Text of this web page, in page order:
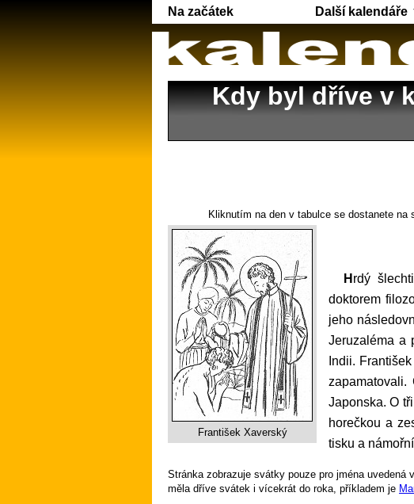
Na začátek Další kalendáře
Kdy byl dříve v
Kliknutím na den v tabulce se dostanete
František Xaverský
Hrdý šlechtic František Xaverský se narodil 7. dubna 1506, studoval v Paříži a stal se tam
doktorem
jeho
Jeruzaléma a
Indii.
Japonska. O
horečkou a
tisku a
Stránka zobrazuje svátky pouze pro jména
měla dříve svátek i vícekrát do roka, příkladem je